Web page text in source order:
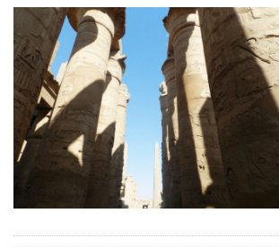
EGYPTE
SEYCHELLES
AMÉRIQUE
MEXIQUE
EUROPE
ESPAGNE
FRANCE
GRÈCE
HONGRIE